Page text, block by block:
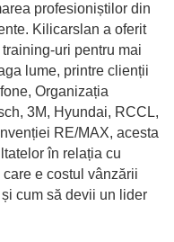
profesioniștilor din
Kilicarslan a oferit
uri pentru mai
lume, printre clienții
Organizația
3M, Hyundai, RCCL,
RE/MAX, acesta
în relația cu
e costul vânzării
cum să devii un lider